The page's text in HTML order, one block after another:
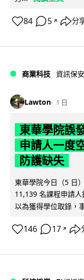
84 5 ↗ 分
商業科技 資訊保安
Lawton 1 日
東華學院誤
申請人一度
防護缺失
東華學院今日（5 日
11,139 名課程申請
以為獲得學位取錄，
146 17 ↗